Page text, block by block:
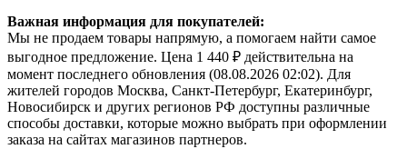
Важная информация для покупателей:
Мы не продаем товары напрямую, а помогаем найти самое
выгодное предложение. Цена 1 440 ₽ действительна на
момент последнего обновления (08.08.2026 02:02). Для
жителей городов Москва, Санкт-Петербург, Екатеринбург,
Новосибирск и других регионов РФ доступны различные
способы доставки, которые можно выбрать при оформлении
заказа на сайтах магазинов партнеров.